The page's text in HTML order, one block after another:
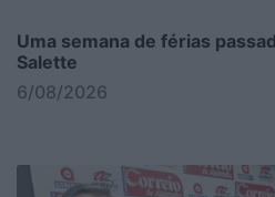
Uma semana de férias
Salette
6/08/2026